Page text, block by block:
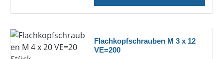
Flachkopfschrauben M 3 x 12
VE=200